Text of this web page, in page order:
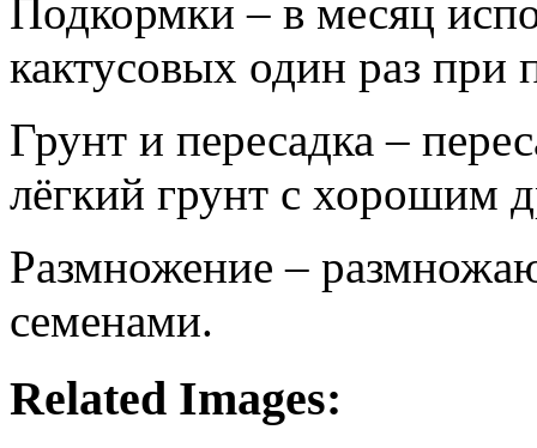
Подкормки – в месяц
кактусовых один раз при
Грунт и пересадка –
лёгкий грунт с хорошим
Размножение –
семенами.
Related Images: